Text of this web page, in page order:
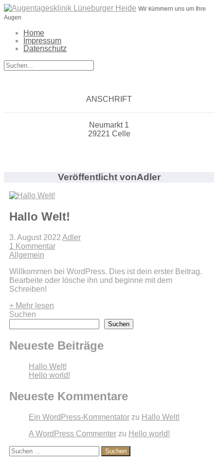
Wir kümmern uns um Ihre
Augen
Home
Impressum
Datenschutz
ANSCHRIFT
Neumarkt 1
29221 Celle
Veröffentlicht vonAdler
Hallo Welt!
3. August 2022 Adler
1 Kommentar
Allgemein
Willkommen bei WordPress. Dies ist dein erster Beitrag.
Bearbeite oder lösche ihn und beginne mit dem
Schreiben!
+ Mehr lesen
Suchen
Suchen
Neueste Beiträge
Hallo Welt!
Hello world!
Neueste Kommentare
Ein WordPress-Kommentatorzu Hallo Welt!
A WordPress Commenterzu Hello world!